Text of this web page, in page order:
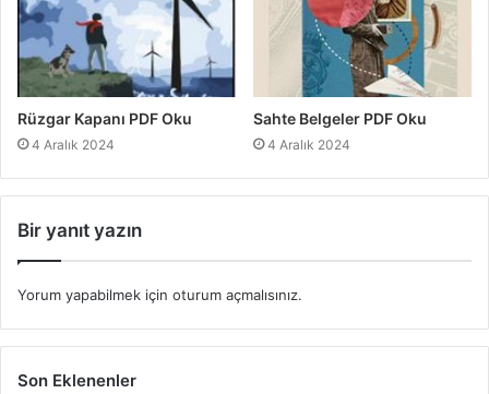
Rüzgar Kapanı PDF Oku
4 Aralık 2024
Sahte Belgeler PDF Oku
4 Aralık 2024
Bir yanıt yazın
Yorum yapabilmek için oturum açmalısınız.
Son Eklenenler